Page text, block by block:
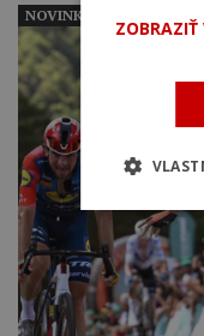
NOVINKY
ZOBRAZIŤ